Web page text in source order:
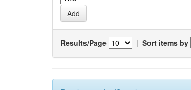
Results/Page | Sort items by